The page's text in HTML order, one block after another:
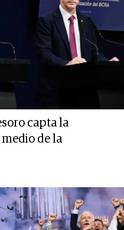
capta la
de la